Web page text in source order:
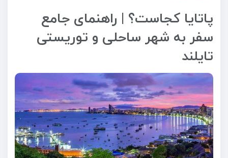
پاتایا کجاست؟ | راهنمای جامع
سفر به شهر ساحلی و توریستی
تایلند